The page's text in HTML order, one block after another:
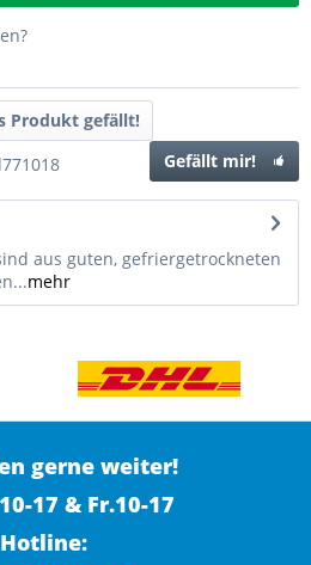
Produkt gefällt!
Gefällt mir!
aus guten, gefriergetrockneten
mehr
gerne weiter!
17 & Fr.10-17
Hotline: